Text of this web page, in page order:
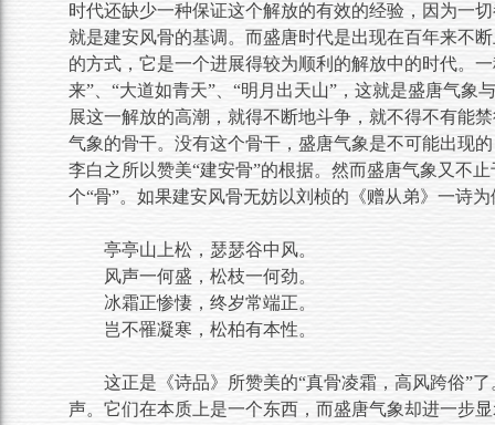
时代还缺少一种保证这个解放的有效的经验，因为一
就是建安风骨的基调。而盛唐时代是出现在百年来不
的方式，它是一个进展得较为顺利的解放中的时代。
来”、“大道如青天”、“明月出天山”，这就是盛唐气
展这一解放的高潮，就得不断地斗争，就不得不有能
气象的骨干。没有这个骨干，盛唐气象是不可能出现
李白之所以赞美“建安骨”的根据。然而盛唐气象又不
个“骨”。如果建安风骨无妨以刘桢的《赠从弟》一诗为
亭亭山上松，瑟瑟谷中风。
风声一何盛，松枝一何劲。
冰霜正惨悽，终岁常端正。
岂不罹凝寒，松柏有本性。
这正是《诗品》所赞美的“真骨凌霜，高风跨俗”
声。它们在本质上是一个东西，而盛唐气象却进一步